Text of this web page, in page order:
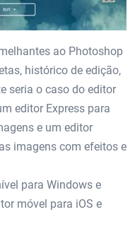
ao Photoshop
histórico de edição,
seria o caso do editor
editor Express para
e um editor
imagens com efeitos e
para Windows e
móvel para iOS e